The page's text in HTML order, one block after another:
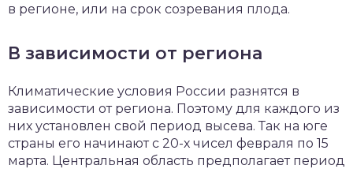
в регионе, или на срок созревания плода.
В зависимости от региона
Климатические условия России разнятся в
зависимости от региона. Поэтому для каждого из
них установлен свой период высева. Так на юге
страны его начинают с 20-х чисел февраля по 15
марта. Центральная область предполагает период